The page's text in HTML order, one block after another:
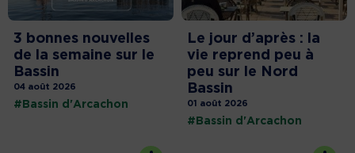
3 bonnes nouvelles
de la semaine sur le
Bassin
04 août 2026
#Bassin d'Arcachon
Le jour d’après : la
vie reprend peu à
peu sur le Nord
Bassin
01 août 2026
#Bassin d'Arcachon